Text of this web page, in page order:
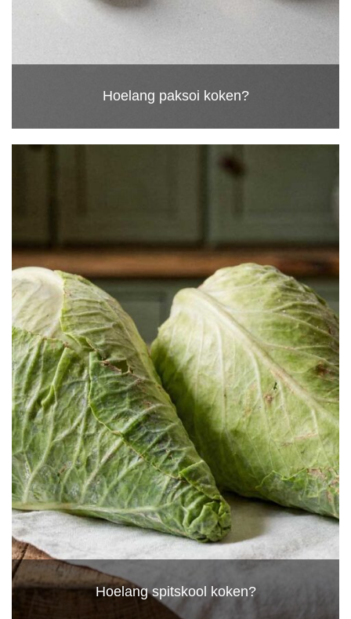
Hoelang paksoi koken?
Hoelang spitskool koken?